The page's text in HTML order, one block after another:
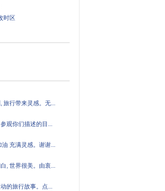
时区
旅行带来灵感。无...
观你们描述的目...
充满灵感。谢谢...
, 世界很美。由衷...
的旅行故事。点...